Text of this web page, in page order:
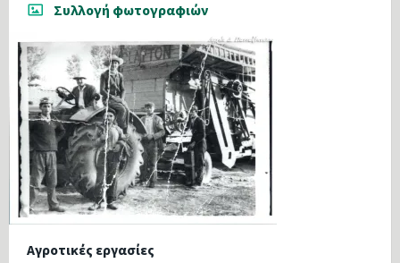
Συλλογή φωτογραφιών
Αγροτικές εργασίες